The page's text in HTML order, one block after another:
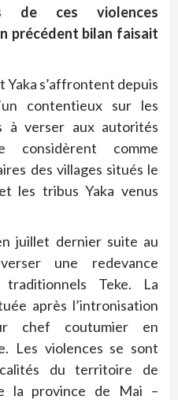
de ces violences
précédent bilan faisait
Yaka s’affrontent depuis
contentieux sur les
à verser aux autorités
considèrent comme
des villages situés le
les tribus Yaka venus
juillet dernier suite au
une redevance
Teke. La
après l’intronisation
chef coutumier en
Les violences se sont
du territoire de
la province de Mai –